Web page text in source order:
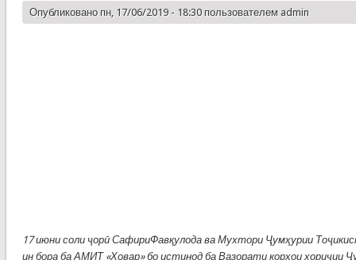
Опубликовано пн, 17/06/2019 - 18:30 пользователем admin
17июни соли ҷорӣ СафириФавқулода ва Мухтори Ҷумҳурии
ин бора ба АМИТ «Ховар» бо истинод ба Вазорати корҳои хориҷии